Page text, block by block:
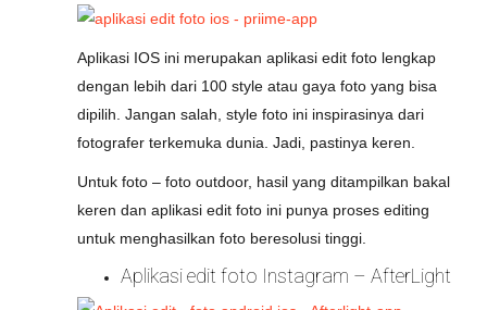
Aplikasi IOS ini merupakan aplikasi edit foto lengkap
dengan lebih dari 100 style atau gaya foto yang bisa
dipilih. Jangan salah, style foto ini inspirasinya dari
fotografer terkemuka dunia. Jadi, pastinya keren.
Untuk foto – foto outdoor, hasil yang ditampilkan bakal
keren dan aplikasi edit foto ini punya proses editing
untuk menghasilkan foto beresolusi tinggi.
Aplikasi edit foto Instagram – AfterLight